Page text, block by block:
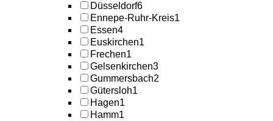
Düsseldorf6
Ennepe-Ruhr-Kreis1
Essen4
Euskirchen1
Frechen1
Gelsenkirchen3
Gummersbach2
Gütersloh1
Hagen1
Hamm1